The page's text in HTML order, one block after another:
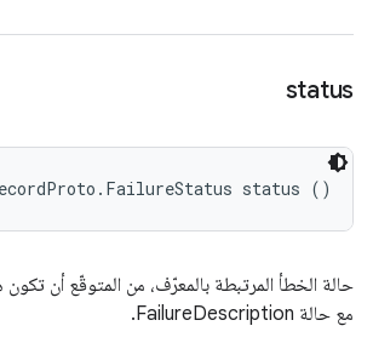
status
status ()
حالة الخطأ المرتبطة بالمعرّف، من المتوقّع أن تكون
مع حالة FailureDescription.